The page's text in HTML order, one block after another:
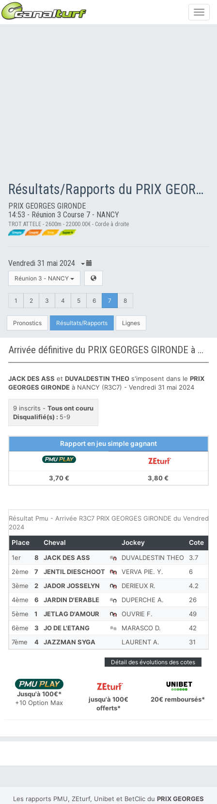
Résultats/Rapports du PRIX GEORGES GIRONDE
PRIX GEORGES GIRONDE
14:53 - Réunion 3 Course 7 - NANCY
TROT ATTELE - 2600m - 22000.00€ - Corde à droite
Vendredi 31 mai 2024
Réunion 3 - NANCY
1 2 3 4 5 6 7 8
Pronostics Résultats/Rapports Lignes
Arrivée définitive du PRIX GEORGES GIRONDE à NANCY
JACK DES ASS et DUVALDESTIN THEO s'imposent dans le PRIX
GEORGES GIRONDE à NANCY (R3C7) - Vendredi 31 mai 2024
9 inscrits - Tous ont couru
Disqualifié(s) : 5-9
Rapport en jeu simple gagnant
3,70 € 3,80 €
Résultat Pmu - Arrivée R3C7 PRIX GEORGES GIRONDE du Vendredi
2024
1er 8 JACK DES ASS DUVALDESTIN THEO 3.7
2ème
7 JENTIL DIESCHOOT VERVA PIE. Y. 6
3ème
2 JADOR JOSSELYN DERIEUX R. 4.2
4ème
6 JARDIN D'ERABLE DUPERCHE A. 26
5ème
1 JETLAG D'AMOUR OUVRIE F. 49
6ème
3 JO DE L'ETANG MARASCO D. 42
7ème
4 JAZZMAN SYGA LAURENT A. 31
Place Cheval Jockey Cote
Détail des évolutions des cotes
Jusqu'à 100€*
+10 Option Max
jusqu'à 100€
offerts*
20€ remboursés*
Les rapports PMU, ZEturf, Unibet et BetClic du PRIX GEORGES